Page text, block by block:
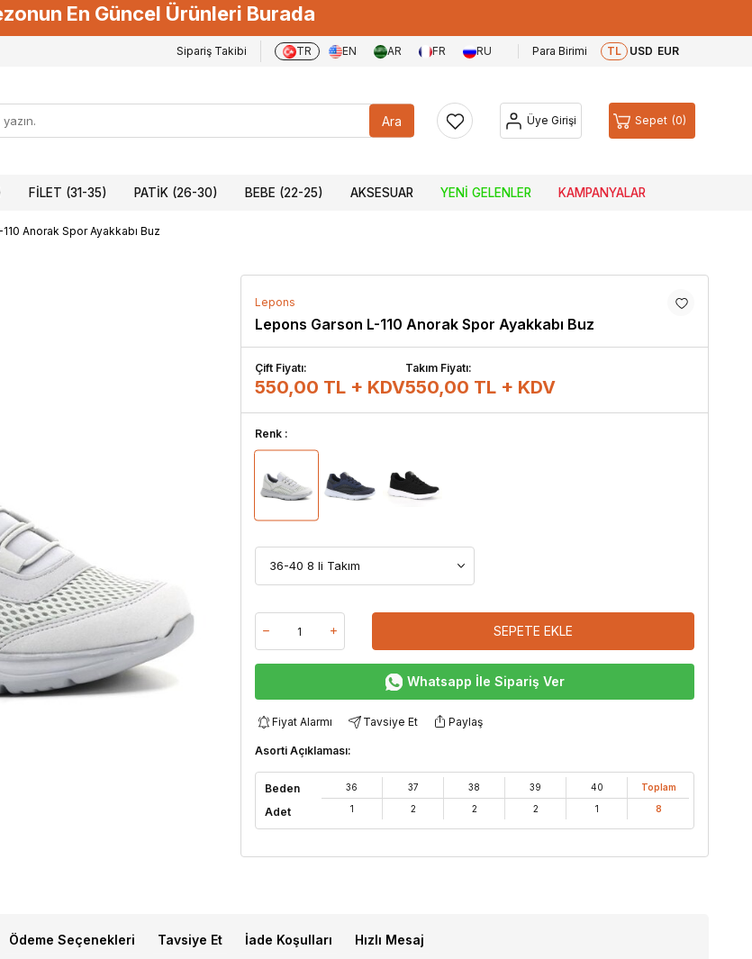
En Güncel Ürünleri Burada
Sipariş Takibi TR EN AR FR RU Para Birimi TL USD EUR
Ara Üye Girişi Sepet 0
FILET (31-35) PATIK (26-30) BEBE (22-25) AKSESUAR YENI GELENLER KAMPANYALAR
Anorak Spor Ayakkabı Buz
Lepons
Lepons Garson L-110 Anorak Spor Ayakkabı Buz
Çift Fiyatı:
550,00 TL + KDV
Takım Fiyatı:
550,00 TL + KDV
Renk :
SEPETE EKLE
Whatsapp İle Sipariş Ver
Fiyat Alarmı Tavsiye Et Paylaş
Asorti Açıklaması:
Beden
Adet
36
1
37
2
38
2
39
2
40
1
Toplam
8
Ödeme Seçenekleri Tavsiye Et İade Koşulları Hızlı Mesaj